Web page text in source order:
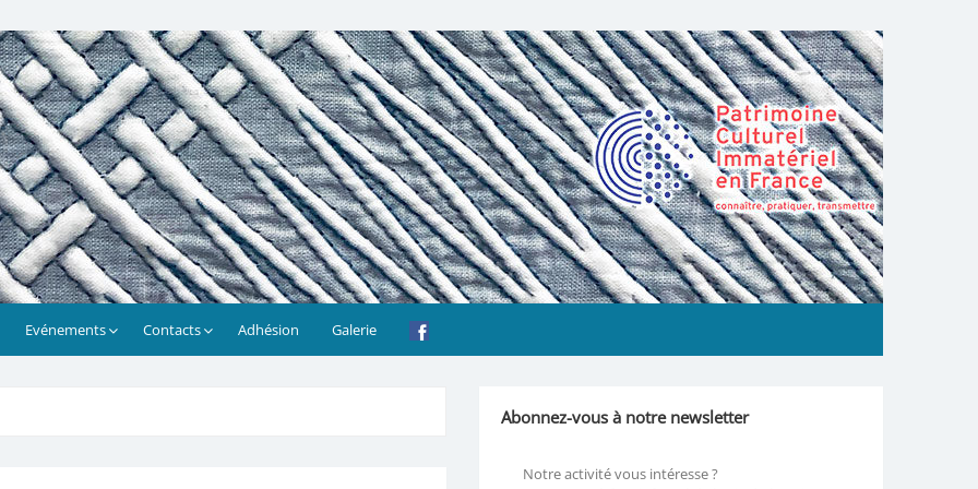
Evénements Contacts Adhésion Galerie
Abonnez-vous à notre newsletter
Notre activité vous intéresse ?